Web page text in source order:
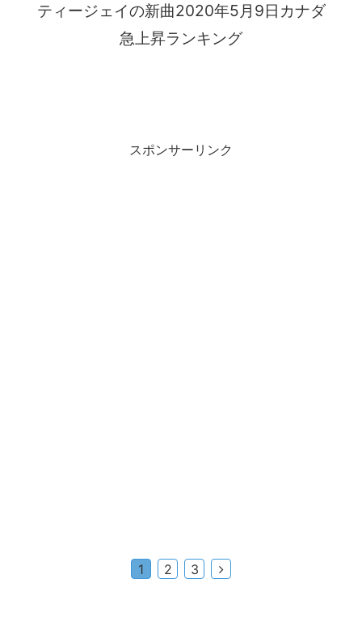
ティージェイの新曲2020年5月9日カナダ
急上昇ランキング
スポンサーリンク
1 2 3
次